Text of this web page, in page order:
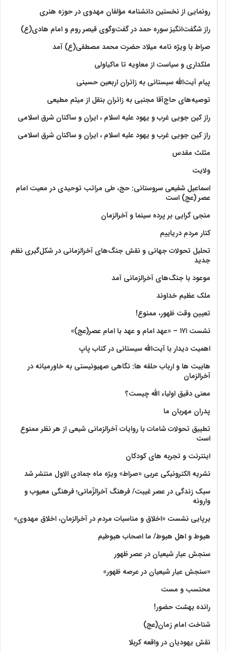
رونمایی از نخستین دانشنامه مؤلفان مهدوی در حوزه هنری
راز شگفت‌انگیز سوره حمد در گفت‌وگوی قیصر روم و امام هادی(ع)
صراط با ویژه نامه میلاد حضرت محمد مصطفی(ع) آمد
ملکداری و سیاست از معاویه تا ماکیاولی
پیام آیت‌الله سیستانی به زائران اربعین حسینی
توصیه‌های حاج‌آقا مجتبی به زائران بنقل از میثم مطیعی
راز کین جویی غرب و یهود علیه اسلام ، ایران و ساکنان شرق اسلامی
راز کین جویی غرب و یهود علیه اسلام ، ایران و ساکنان شرق اسلامی
مثلث مقدس
ولايت‏
اسماعیل شفیعی سروستانی: حج، طی مراتب توحیدی در معیت امام
عصر (عج) است
منجی گرایی بر پرده سینما و آخرالزمان
کنار مردم دریاییم
تحلیل تحولات جهانی و نقش جنگ‌های آخرالزمانی در شکل‌گیری نظم
جدید
موعود با جنگ‌های آخرالزمانی آمد
ملک عظیم خداوند
تعیین وقت ظهور، ممنوع!
نشست ۱۷۱ – «عهد امام و عهد با امام عصر(عج)»
اهمیت دیدار با آیت‌الله سیستانی در کتاب پاپ
هابیت ها و ارباب حلقه ها: نگاهی صهیونیستی به خاورمیانه در
آخرالزمان
معنی دقیق اولیاء الله چیست؟
پدران مهربان ما
تطبیق تحولات شامات با روایات آخرالزمانی شیعی از هر نظر ممنوع
است
اینترنت و تجربه های کودکان
نشریه الکترونیکی عربی «صراط» ویژه ماه جمادی الاول منتشر شد
سبک زندگی در عصر غیبت/ فرهنگ آخرالزّمانی؛ فرهنگی معیوب و
وارونه
برپایی نشست «اخلاق و مناسبات مردم در آخرالزمان، اخلاق مهدوی»
هبوط و اهل هبوط/ ما اصحاب هبوطیم
سنجش عیار شیعیان در عصر ظهور
«سنجش عیار شیعیان در عرصه ظهور»
محتسب و مست
رانده بهشت‌ حضور!
شناخت امام زمان(عج)
نقش یهودیان در واقعه کربلا